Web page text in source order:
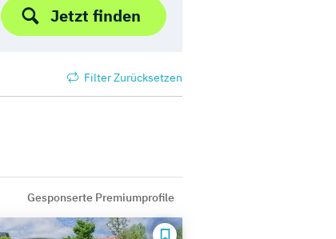
Jetzt finden
Filter Zurücksetzen
Gesponserte Premiumprofile